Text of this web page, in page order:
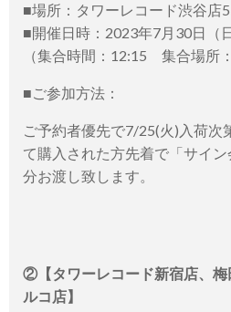
■場所：タワーレコード渋谷店
■開催日時：2023年7月30日（
（集合時間：12:15 集合場所
■ご参加方法：
ご予約者優先で7/25(火)入荷次
て購入された方先着で「サイ
分お渡し致します。
②【タワーレコード新宿店、
ルコ店】